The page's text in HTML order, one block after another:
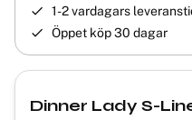
1-2 vardagars
Öppet köp 30 dagar
Dinner Lady S-